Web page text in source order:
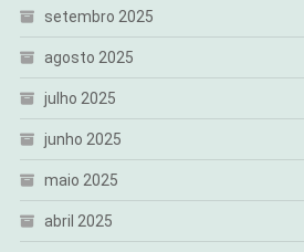
setembro 2025
agosto 2025
julho 2025
junho 2025
maio 2025
abril 2025